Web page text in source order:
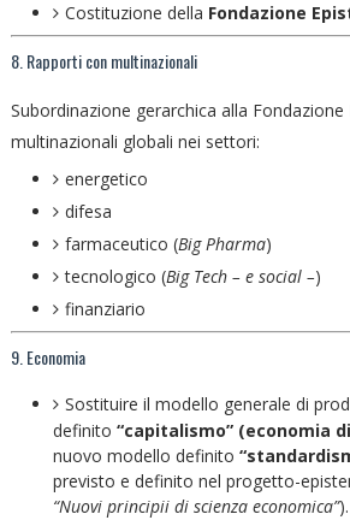
Costituzione della Fondazione
8. Rapporti con multinazionali
Subordinazione gerarchica alla Fondazione
multinazionali globali nei settori:
energetico
difesa
farmaceutico (Big Pharma)
tecnologico (Big Tech – e social –)
finanziario
9. Economia
Sostituire il modello generale di
definito “capitalismo” (economia
nuovo modello definito
previsto e definito nel progetto-
“Nuovi principii di scienza economica”).